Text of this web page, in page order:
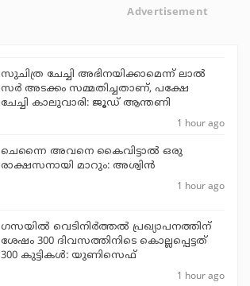
Advertisement
സുചിത്ര ചേച്ചി അഭിനയിക്കാമെന്ന് ലാല്‍
സര്‍ അടക്കം സമ്മതിച്ചതാണ്, പക്ഷേ
ചേച്ചി കാലുവാരി: ജൂഡ് ആന്തണി
1 hour ago
ചെന്നൈ അവനെ കൈവിട്ടാല്‍ ഒരു
രാക്ഷസനായി മാറും: അശ്വിന്‍
1 hour ago
ഗസയില്‍ വെടിനിര്‍ത്തല്‍ പ്രഖ്യാപനത്തിന്
ശേഷം 300 ദിവസത്തിനിടെ കൊല്ലപ്പെട്ടത്
300 കുട്ടികള്‍: യുണിസെഫ്
1 hour ago